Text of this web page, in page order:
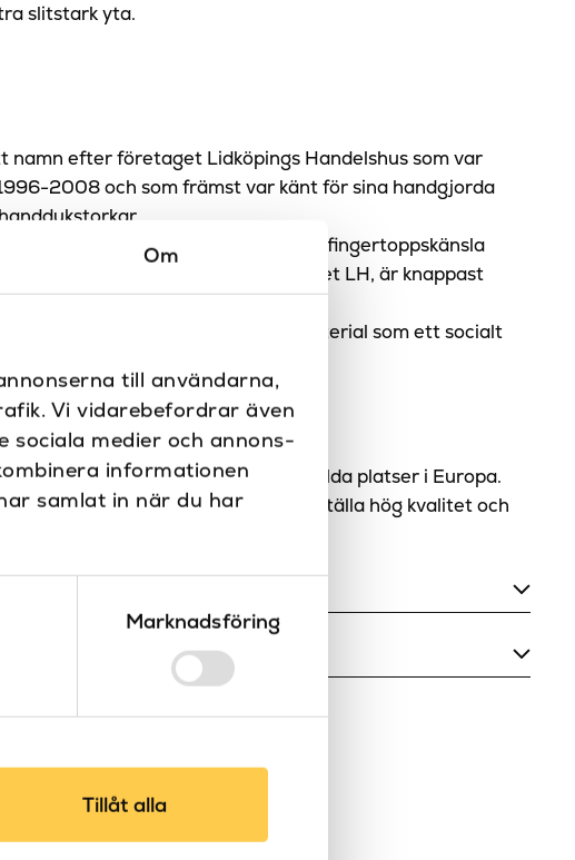
Om
till användarna,
Vi vidarebefordrar även
medier och annons-
informationen
samlat in när du har
Marknadsföring
Tillåt alla
slitstark yta.
namn efter företaget Lidköpings Handelshus som var
2008 och som främst var känt för sina handgjorda
varit förknippad med en ypperlig fingertoppskänsla
och design och det nya sortimentet LH, är knappast
implementerar såväl hållbart material som ett socialt
& kvalitet för dig!
för varumärken från olika utvalda platser i Europa.
är noga utvalda för att alltid säkerställa hög kvalitet och
80
99
Borstad rostfritt, Borstad svart metall
440